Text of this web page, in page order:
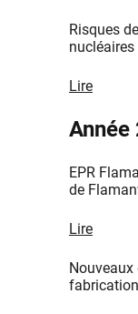
Risques
nucléaires
Lire
​Année
EPR
de
Lire